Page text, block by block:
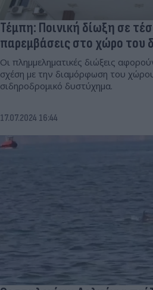
Τέμπη: Ποινική δίωξη σε
παρεμβάσεις στο χώρο του
Οι πλημμεληματικές διώξεις
σχέση με την διαμόρφωση του
σιδηροδρομικό δυστύχημα.
17.07.2024 16:44